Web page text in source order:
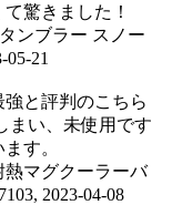
驚きました！
ンブラー スノー
05-21
と評判のこちら
まい、未使用です
す。
熱マグクーラーバ
, 2023-04-08